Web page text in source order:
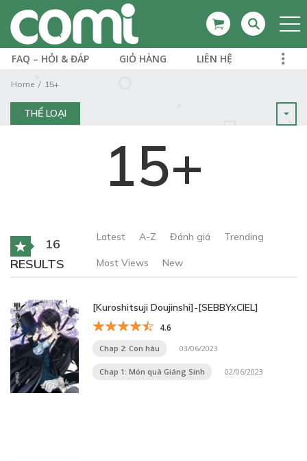
FAQ – HỎI & ĐÁP GIỎ HÀNG LIÊN HỆ
Home 15+
THỂ LOẠI
15+
16
RESULTS
Latest A-Z Đánh giá Trending
Most Views New
[Kuroshitsuji Doujinshi]-[SEBBYxCIEL]
4.6
Chap 2: Con hàu 03/06/2023
Chap 1: Món quà Giáng Sinh 02/06/2023